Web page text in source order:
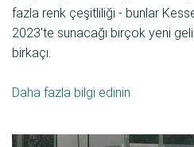
fazla renk çeşitliliği - bunlar
2023'te sunacağı birçok yeni
birkaçı.
Daha fazla bilgi edinin